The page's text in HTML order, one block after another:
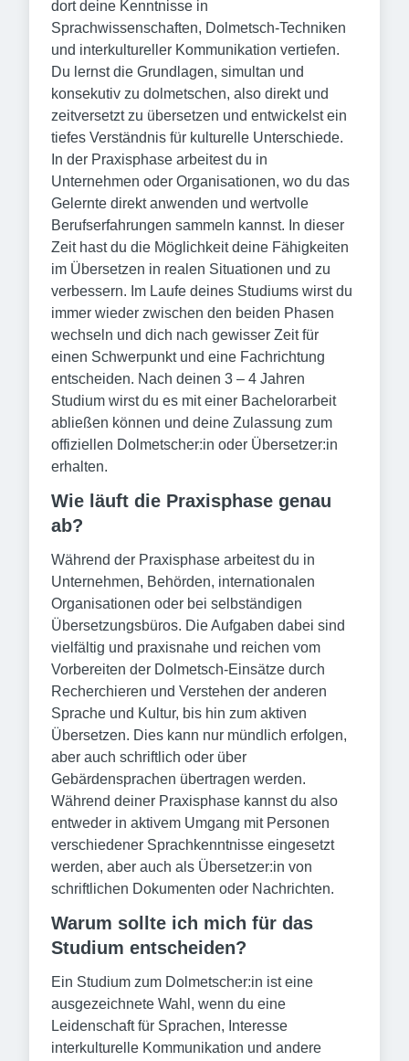
dort deine Kenntnisse in
Sprachwissenschaften, Dolmetsch-Techniken
und interkultureller Kommunikation vertiefen.
Du lernst die Grundlagen, simultan und
konsekutiv zu dolmetschen, also direkt und
zeitversetzt zu übersetzen und entwickelst ein
tiefes Verständnis für kulturelle Unterschiede.
In der Praxisphase arbeitest du in
Unternehmen oder Organisationen, wo du das
Gelernte direkt anwenden und wertvolle
Berufserfahrungen sammeln kannst. In dieser
Zeit hast du die Möglichkeit deine Fähigkeiten
im Übersetzen in realen Situationen und zu
verbessern. Im Laufe deines Studiums wirst du
immer wieder zwischen den beiden Phasen
wechseln und dich nach gewisser Zeit für
einen Schwerpunkt und eine Fachrichtung
entscheiden. Nach deinen 3 – 4 Jahren
Studium wirst du es mit einer Bachelorarbeit
abließen können und deine Zulassung zum
offiziellen Dolmetscher:in oder Übersetzer:in
erhalten.
Wie läuft die Praxisphase genau
ab?
Während der Praxisphase arbeitest du in
Unternehmen, Behörden, internationalen
Organisationen oder bei selbständigen
Übersetzungsbüros. Die Aufgaben dabei sind
vielfältig und praxisnahe und reichen vom
Vorbereiten der Dolmetsch-Einsätze durch
Recherchieren und Verstehen der anderen
Sprache und Kultur, bis hin zum aktiven
Übersetzen. Dies kann nur mündlich erfolgen,
aber auch schriftlich oder über
Gebärdensprachen übertragen werden.
Während deiner Praxisphase kannst du also
entweder in aktivem Umgang mit Personen
verschiedener Sprachkenntnisse eingesetzt
werden, aber auch als Übersetzer:in von
schriftlichen Dokumenten oder Nachrichten.
Warum sollte ich mich für das
Studium entscheiden?
Ein Studium zum Dolmetscher:in ist eine
ausgezeichnete Wahl, wenn du eine
Leidenschaft für Sprachen, Interesse
interkulturelle Kommunikation und andere